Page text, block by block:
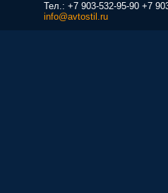
Тел.: +7 903-532-95-90 +7
info@avtostil.ru